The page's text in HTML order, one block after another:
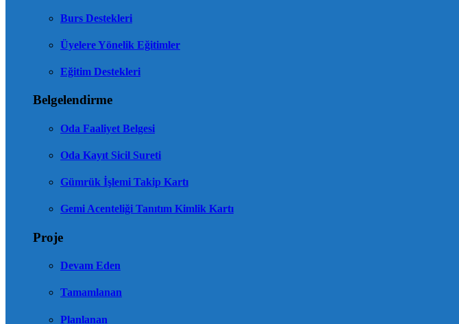
Burs Destekleri
Üyelere Yönelik Eğitimler
Eğitim Destekleri
Belgelendirme
Oda Faaliyet Belgesi
Oda Kayıt Sicil Sureti
Gümrük İşlemi Takip Kartı
Gemi Acenteliği Tanıtım Kimlik Kartı
Proje
Devam Eden
Tamamlanan
Planlanan